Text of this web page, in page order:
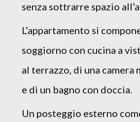
senza sottrarre spazio
L’appartamento si
soggiorno con cucina a
al terrazzo, di una camera
e di un bagno con doccia.
Un posteggio esterno